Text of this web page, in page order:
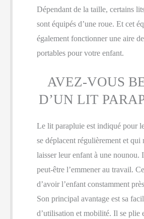
Dépendant de la taille, certains
sont équipés d’une roue. Et cet
également fonctionner une aire
portables pour votre enfant.
AVEZ-VOUS
D’UN LIT
Le lit parapluie est indiqué pour
se déplacent régulièrement et qui
laisser leur enfant à une nounou.
peut-être l’emmener au travail.
d’avoir l’enfant constamment
Son principal avantage est sa
d’utilisation et mobilité. Il se plie